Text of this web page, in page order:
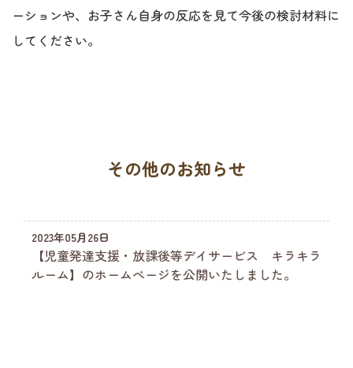
ーションや、お子さん自身の反応を見て今後の検討材料に
してください。
その他のお知らせ
2023年05月26日
【児童発達支援・放課後等デイサービス キラキラ
ルーム】のホームぺージを公開いたしました。